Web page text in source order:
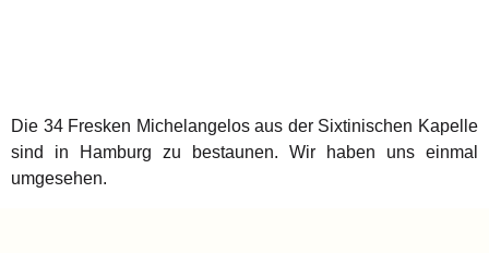
Die 34 Fresken Michelangelos aus der Sixtinischen Kapelle
sind in Hamburg zu bestaunen. Wir haben uns einmal
umgesehen.